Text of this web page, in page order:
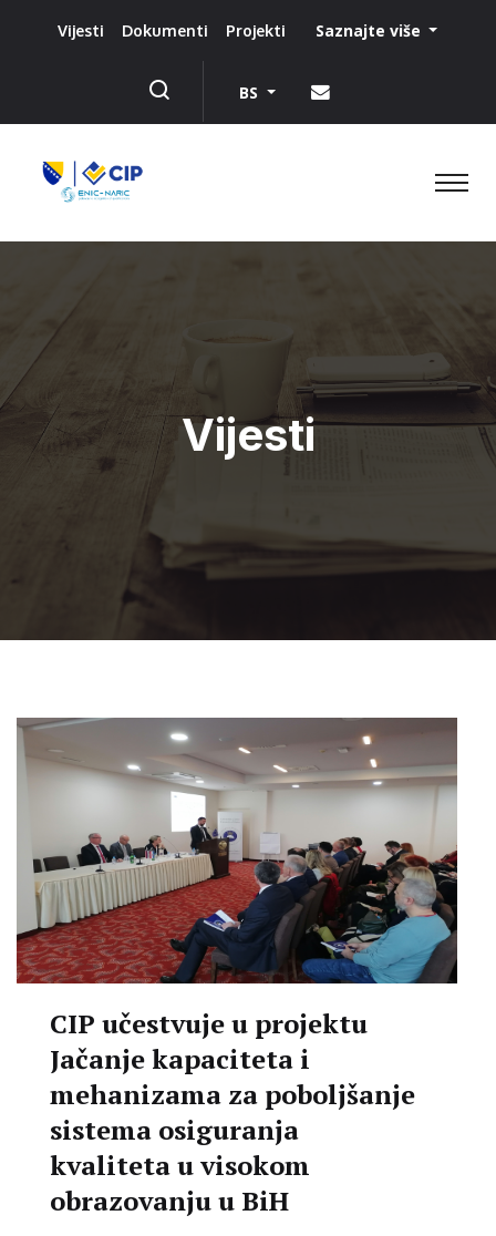
Vijesti Dokumenti Projekti Saznajte više
BS
Vijesti
CIP učestvuje u projektu
Jačanje kapaciteta i
mehanizama za poboljšanje
sistema osiguranja
kvaliteta u visokom
obrazovanju u BiH